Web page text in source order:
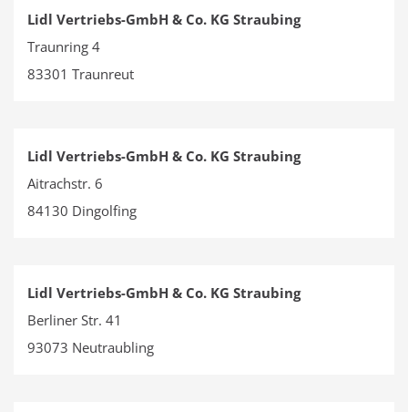
Lidl Vertriebs-GmbH & Co. KG Straubing
Traunring 4
83301 Traunreut
Lidl Vertriebs-GmbH & Co. KG Straubing
Aitrachstr. 6
84130 Dingolfing
Lidl Vertriebs-GmbH & Co. KG Straubing
Berliner Str. 41
93073 Neutraubling